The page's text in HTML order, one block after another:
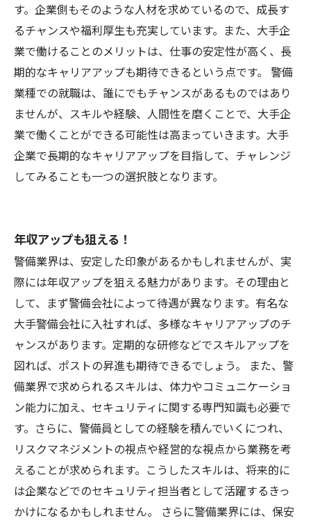
す。企業側もそのような人材を求めているので、成長す
るチャンスや福利厚生も充実しています。また、大手企
業で働けることのメリットは、仕事の安定性が高く、長
期的なキャリアアップも期待できるという点です。 警備
業種での就職は、誰にでもチャンスがあるものではあり
ませんが、スキルや経験、人間性を磨くことで、大手企
業で働くことができる可能性は高まっていきます。大手
企業で長期的なキャリアアップを目指して、チャレンジ
してみることも一つの選択肢となります。
年収アップも狙える！
警備業界は、安定した印象があるかもしれませんが、実
際には年収アップを狙える魅力があります。その理由と
して、まず警備会社によって待遇が異なります。有名な
大手警備会社に入社すれば、多様なキャリアアップのチ
ャンスがあります。定期的な研修などでスキルアップを
図れば、ポストの昇進も期待できるでしょう。 また、警
備業界で求められるスキルは、体力やコミュニケーショ
ン能力に加え、セキュリティに関する専門知識も必要で
す。さらに、警備員としての経験を積んでいくにつれ、
リスクマネジメントの視点や経営的な視点から業務を考
えることが求められます。こうしたスキルは、将来的に
は企業などでのセキュリティ担当者として活躍するきっ
かけになるかもしれません。 さらに警備業界には、保安